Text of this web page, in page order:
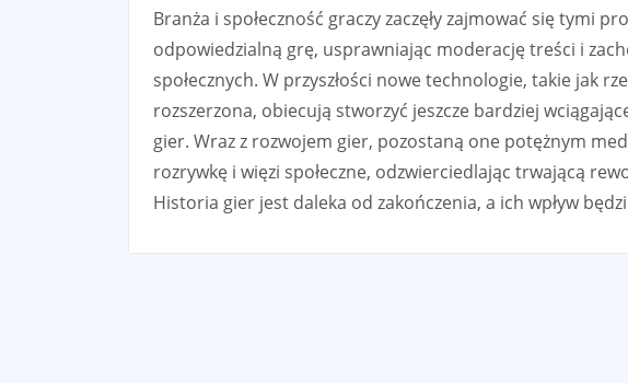
Branża i społeczność graczy zaczęły zajmować się tymi
odpowiedzialną grę, usprawniając moderację treści i
społecznych. W przyszłości nowe technologie, takie jak
rozszerzona, obiecują stworzyć jeszcze bardziej
gier. Wraz z rozwojem gier, pozostaną one potężnym
rozrywkę i więzi społeczne, odzwierciedlając trwającą
Historia gier jest daleka od zakończenia, a ich wpływ